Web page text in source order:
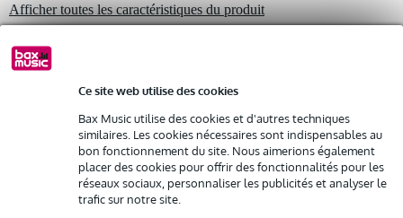
Ce site web utilise des cookies
Bax Music utilise des cookies et d'autres techniques
similaires. Les cookies nécessaires sont indispensables au
bon fonctionnement du site. Nous aimerions également
placer des cookies pour offrir des fonctionnalités pour les
réseaux sociaux, personnaliser les publicités et analyser le
trafic sur notre site.
2 500 €
Résiliation possible du contrat après 4 mois
Possibilité d'acheter votre/vos produit(s) à un tarif réduit
Remplacement rapide par Bax Music en cas de défectuosité
Louez ce produit
Afficher toutes les caractéristiques du produit
Autres variantes (8)